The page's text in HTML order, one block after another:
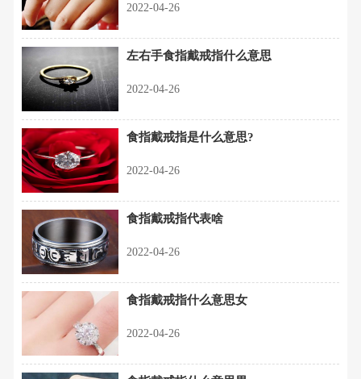
2022-04-26
左右手食指戴戒指什么意思
2022-04-26
食指戴戒指是什么意思?
2022-04-26
食指戴戒指代表啥
2022-04-26
食指戴戒指什么意思女
2022-04-26